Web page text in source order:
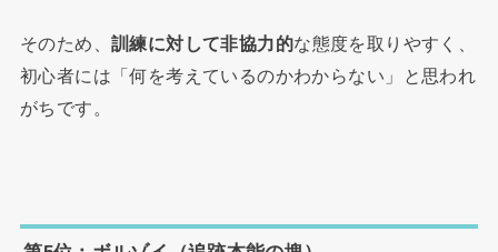
そのため、 訓練に対して非協力的な態度を取りやすく、
初心者には「何を考えているのかわからない」と思われ
がちです。